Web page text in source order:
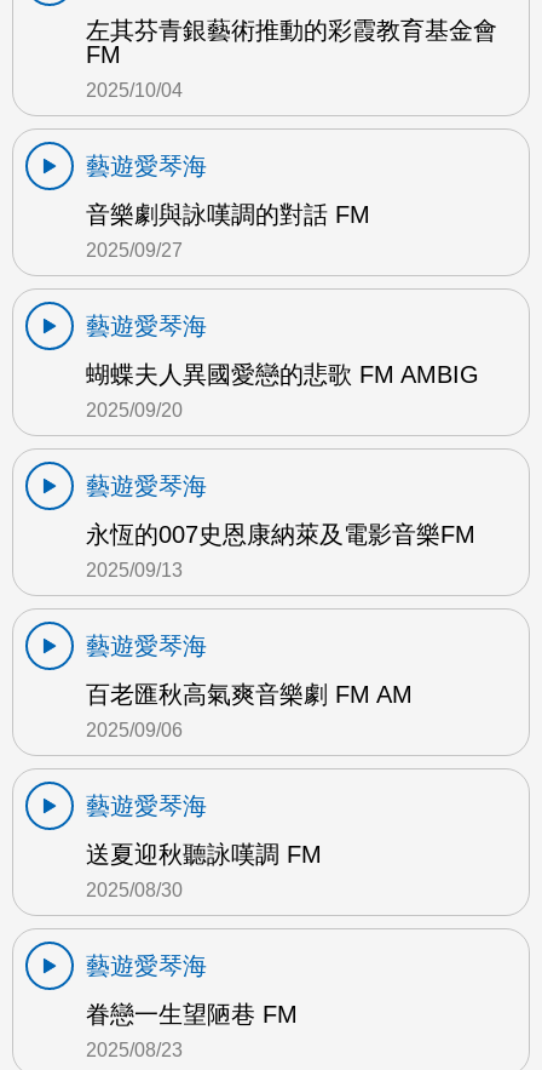
左其芬青銀藝術推動的彩霞教育基金會
FM
2025/10/04
藝遊愛琴海
音樂劇與詠嘆調的對話 FM
2025/09/27
藝遊愛琴海
蝴蝶夫人異國愛戀的悲歌 FM AMBIG
2025/09/20
藝遊愛琴海
永恆的007史恩康納萊及電影音樂FM
2025/09/13
藝遊愛琴海
百老匯秋高氣爽音樂劇 FM AM
2025/09/06
藝遊愛琴海
送夏迎秋聽詠嘆調 FM
2025/08/30
藝遊愛琴海
眷戀一生望陋巷 FM
2025/08/23